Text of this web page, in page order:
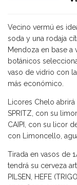
Vecino vermú es
soda y una rodaja
Mendoza en base
botánicos
vaso de vidrio con
más económico.
Licores Chelo
SPRITZ, con su
CAIPI, con su licor
con Limoncello,
Tirada en vasos de
tendrá su cerveza
PILSEN, HEFE